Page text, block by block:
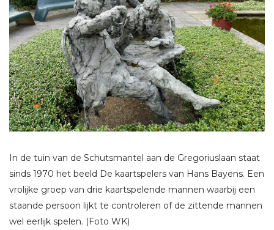
In de tuin van de Schutsmantel aan de Gregoriuslaan staat
sinds 1970 het beeld De kaartspelers van Hans Bayens. Een
vrolijke groep van drie kaartspelende mannen waarbij een
staande persoon lijkt te controleren of de zittende mannen
wel eerlijk spelen. (Foto WK)